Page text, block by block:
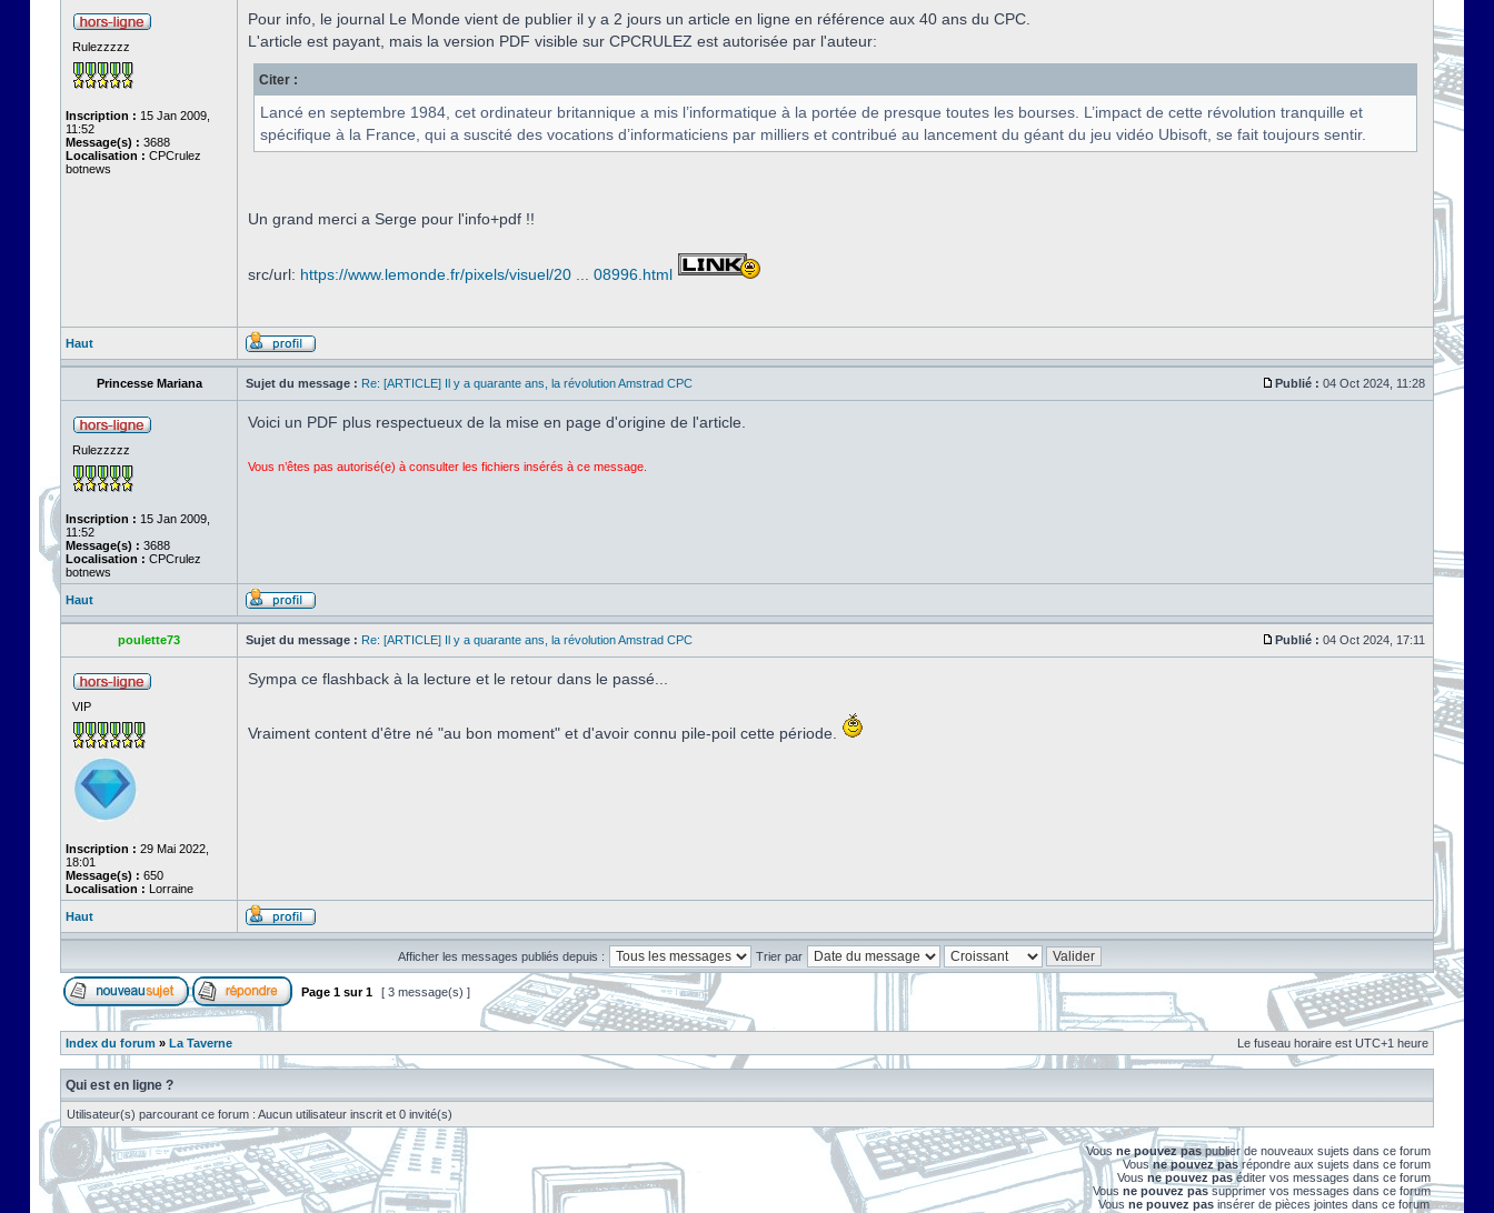
Rulezzzzz
Inscription : 15 Jan 2009,
11:52
Message(s) : 3688
Localisation : CPCrulez
botnews
Pour info, le journal Le Monde vient de publier il y a 2 jours un article en ligne en référence aux 40 ans du CPC.
L'article est payant, mais la version PDF visible sur CPCRULEZ est autorisée par l'auteur:
Citer :
Lancé en septembre 1984, cet ordinateur britannique a mis l’informatique à la portée de presque toutes les bourses. L’impact de cette révolution tranquille et
spécifique à la France, qui a suscité des vocations d’informaticiens par milliers et contribué au lancement du géant du jeu vidéo Ubisoft, se fait toujours sentir.
Un grand merci a Serge pour l'info+pdf !!
src/url: https://www.lemonde.fr/pixels/visuel/20 ... 08996.html
Haut
Princesse Mariana Sujet du message : Re: [ARTICLE] Il y a quarante ans, la révolution Amstrad CPC Publié : 04 Oct 2024, 11:28
Rulezzzzz
Inscription : 15 Jan 2009,
11:52
Message(s) : 3688
Localisation : CPCrulez
botnews
Voici un PDF plus respectueux de la mise en page d'origine de l'article.
Vous n’êtes pas autorisé(e) à consulter les fichiers insérés à ce message.
Haut
poulette73 Sujet du message : Re: [ARTICLE] Il y a quarante ans, la révolution Amstrad CPC Publié : 04 Oct 2024, 17:11
VIP
Inscription : 29 Mai 2022,
18:01
Message(s) : 650
Localisation : Lorraine
Sympa ce flashback à la lecture et le retour dans le passé...
Vraiment content d'être né "au bon moment" et d'avoir connu pile-poil cette période.
Haut
Afficher les messages publiés depuis : Trier par
Page 1 sur1 [ 3 message(s) ]
Index du forum » La Taverne Le fuseau horaire est UTC+1 heure
Qui est en ligne ?
Utilisateur(s) parcourant ce forum : Aucun utilisateur inscrit et 0 invité(s)
Vous ne pouvez paspublier de nouveaux sujets dans ce forum
Vousne pouvez pasrépondre aux sujets dans ce forum
Vous ne pouvez paséditer vos messages dans ce forum
Vous ne pouvez passupprimer vos messages dans ce forum
Vous ne pouvez pas insérer de pièces jointes dans ce forum